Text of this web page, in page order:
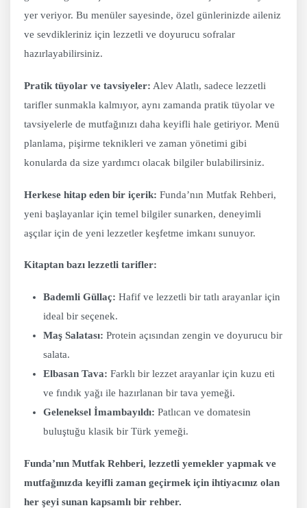
yer veriyor. Bu menüler sayesinde, özel günlerinizde aileniz
ve sevdikleriniz için lezzetli ve doyurucu sofralar
hazırlayabilirsiniz.
Pratik tüyolar ve tavsiyeler: Alev Alatlı, sadece lezzetli
tarifler sunmakla kalmıyor, aynı zamanda pratik tüyolar ve
tavsiyelerle de mutfağınızı daha keyifli hale getiriyor. Menü
planlama, pişirme teknikleri ve zaman yönetimi gibi
konularda da size yardımcı olacak bilgiler bulabilirsiniz.
Herkese hitap eden bir içerik: Funda’nın Mutfak Rehberi,
yeni başlayanlar için temel bilgiler sunarken, deneyimli
aşçılar için de yeni lezzetler keşfetme imkanı sunuyor.
Kitaptan bazı lezzetli tarifler:
Bademli Güllaç: Hafif ve lezzetli bir tatlı arayanlar için
ideal bir seçenek.
Maş Salatası: Protein açısından zengin ve doyurucu bir
salata.
Elbasan Tava: Farklı bir lezzet arayanlar için kuzu eti
ve fındık yağı ile hazırlanan bir tava yemeği.
Geleneksel İmambayıldı: Patlıcan ve domatesin
buluştuğu klasik bir Türk yemeği.
Funda’nın Mutfak Rehberi, lezzetli yemekler yapmak ve
mutfağınızda keyifli zaman geçirmek için ihtiyacınız olan
her şeyi sunan kapsamlı bir rehber.